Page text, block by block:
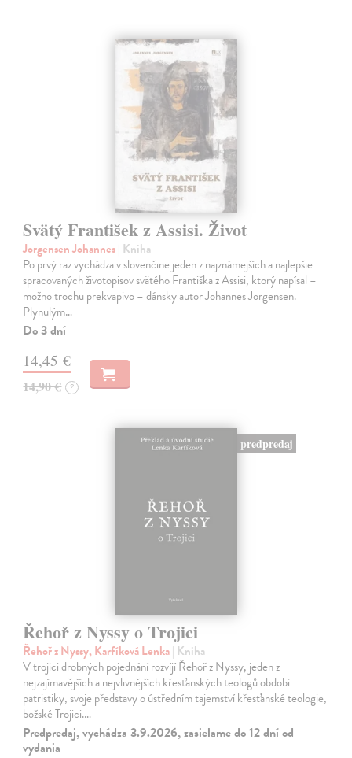
Svätý František z Assisi. Život
Jorgensen Johannes| Kniha
Po prvý raz vychádza v slovenčine jeden z najznámejších a najlepšie
spracovaných životopisov svätého Františka z Assisi, ktorý napísal –
možno trochu prekvapivo – dánsky autor Johannes Jorgensen.
Plynulým…
Do 3 dní
14,45 €
14,90 € ?
predpredaj
Řehoř z Nyssy o Trojici
Řehoř z Nyssy, Karfíková Lenka| Kniha
V trojici drobných pojednání rozvíjí Řehoř z Nyssy, jeden z
nejzajímavějších a nejvlivnějších křesťanských teologů období
patristiky, svoje představy o ústředním tajemství křesťanské teologie,
božské Trojici.…
Predpredaj, vychádza 3.9.2026, zasielame do 12 dní od
vydania